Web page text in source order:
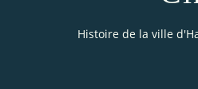
Histoire de la ville